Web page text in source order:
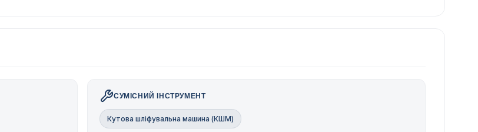
СУМІСНИЙ ІНСТРУМЕНТ
Кутова шліфувальна машина (КШМ)